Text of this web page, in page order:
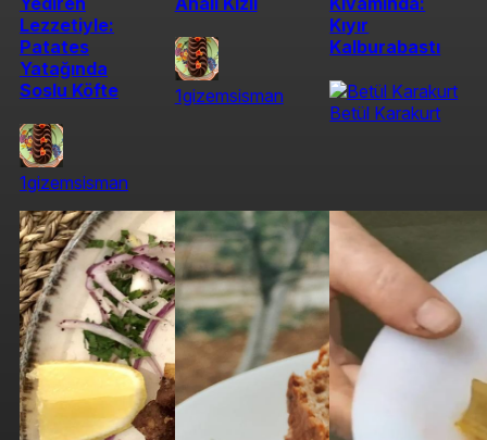
Lezzetiyle:
Patates
Yatağında
Soslu Köfte
1gizemsisman
1gizemsisman
Kıyır
Kalburabastı
Betül Karakurt